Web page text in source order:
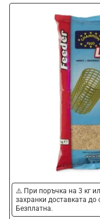
⚠️ При поръчка на 3 кг
захранки доставката до
Безплатна.